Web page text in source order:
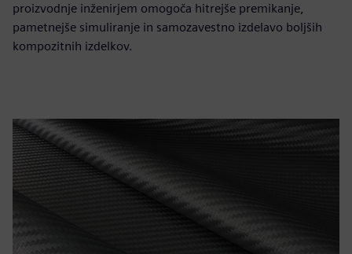
proizvodnje inženirjem omogoča hitrejše premikanje,
pametnejše simuliranje in samozavestno izdelavo boljših
kompozitnih izdelkov.